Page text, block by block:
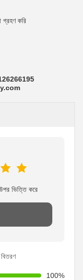
গ্রহণ করি
ভিত্তি করে
100%